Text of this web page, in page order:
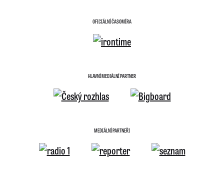
OFICIÁLNÍ ČASOMÍRA
HLAVNÍ MEDIÁLNÍ PARTNER
MEDIÁLNÍ PARTNEŘI